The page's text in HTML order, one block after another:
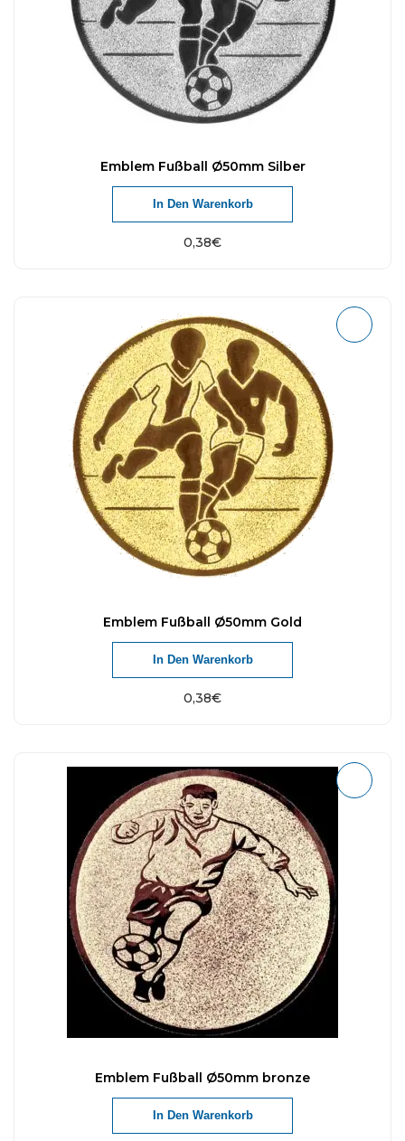
Emblem Fußball Ø50mm Silber
0,38€
In Den Warenkorb
Emblem Fußball Ø50mm Gold
0,38€
In Den Warenkorb
Emblem Fußball Ø50mm bronze
In Den Warenkorb